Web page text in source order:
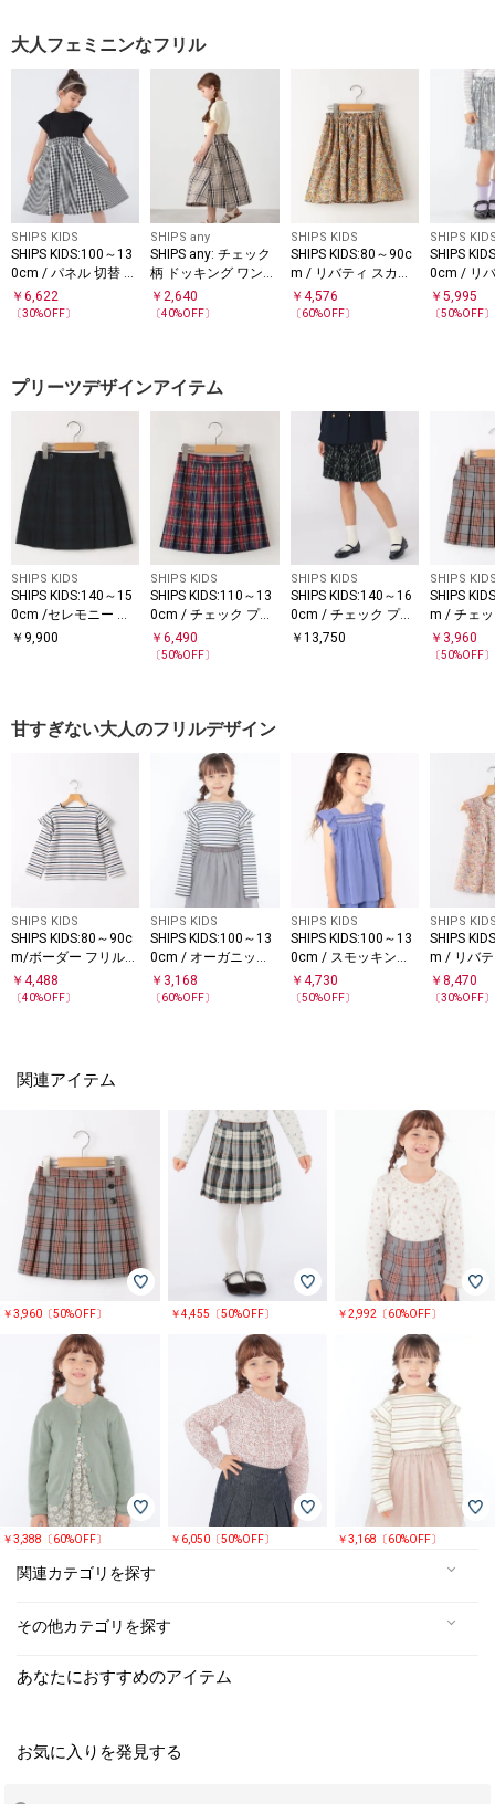
大人フェミニンなフリル
SHIPS KIDS
SHIPS KIDS:100～13
0cm / パネル 切替 ワ
ンピース
￥ 6,622
〔30%OFF〕
SHIPS any
SHIPS any: チェック
柄 ドッキング ワンピ
ース<KIDS>
￥ 2,640
〔40%OFF〕
SHIPS KIDS
SHIPS KIDS:80～90c
m / リバティ スカー
ト
￥ 4,576
〔60%OFF〕
SHIPS
SHIPS
0cm / リ
ート
￥5,995
〔50%OFF〕
プリーツデザインアイテム
SHIPS KIDS
SHIPS KIDS:140～15
0cm /セレモニー チ
ェック プリーツ スカ
￥ 9,900
SHIPS KIDS
SHIPS KIDS:110～13
0cm / チェック プリ
ーツ スカート
￥6,490
〔50%OFF〕
SHIPS KIDS
SHIPS KIDS:140～16
0cm / チェック プリ
ーツ スカート
￥ 13,750
SHIPS
SHIPS
m / チェ
ツ スカー
￥ 3,960
〔50%OFF〕
甘すぎない大人のフリルデザイン
SHIPS KIDS
SHIPS KIDS:80～90c
m/ボーダー フリル
ロングスリーブ Tシ
ャツ
￥ 4,488
〔40%OFF〕
SHIPS KIDS
SHIPS KIDS:100～13
0cm / オーガニック
コットン フリル プル
オーバー
￥ 3,168
〔60%OFF〕
SHIPS KIDS
SHIPS KIDS:100～13
0cm / スモッキング
フリル ブラウス
￥ 4,730
〔50%OFF〕
SHIPS
SHIPS
m / リバ
ブラウス
￥8,470
〔30%OFF〕
関連アイテム
￥3,960〔50%OFF〕 ￥4,455〔50%OFF〕 ￥2,992〔60%OFF〕
￥3,388〔60%OFF〕 ￥6,050〔50%OFF〕 ￥3,168〔60%OFF〕
関連カテゴリを探す
その他カテゴリを探す
あなたにおすすめのアイテム
お気に入りを発見する